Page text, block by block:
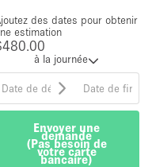
des dates pour obtenir
estimation
à la journée
Envoyer une
demande
(Pas besoin de
votre carte
bancaire)